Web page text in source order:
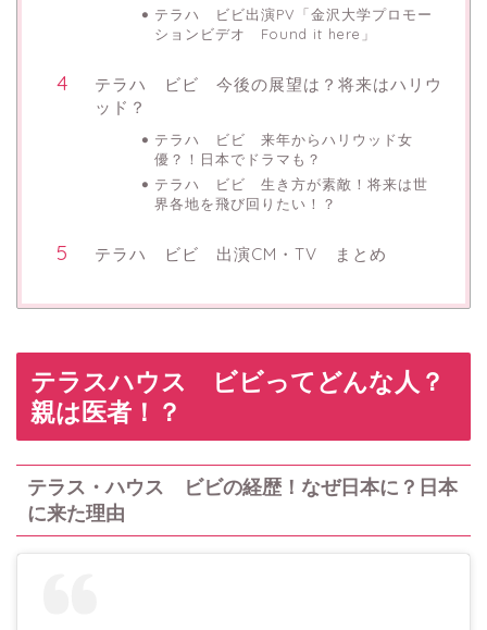
テラハ ビビ出演PV「金沢大学プロモー
ションビデオ Found it here」
テラハ ビビ 今後の展望は？将来はハリウ
ッド？
テラハ ビビ 来年からハリウッド女
優？！日本でドラマも？
テラハ ビビ 生き方が素敵！将来は世
界各地を飛び回りたい！？
テラハ ビビ 出演CM・TV まとめ
テラスハウス ビビってどんな人？
親は医者！？
テラス・ハウス ビビの経歴！なぜ日本に？日本
に来た理由